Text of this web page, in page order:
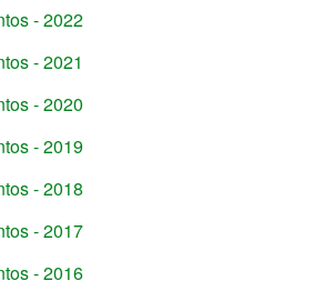
- 2022
- 2021
- 2020
- 2019
- 2018
- 2017
- 2016